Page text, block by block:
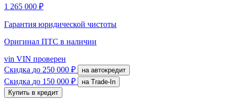
1 265 000 ₽
Гарантия юридической чистоты
Оригинал ПТС в наличии
vin VIN проверен
Скидка до 250 000 ₽ на автокредит
Скидка до 150 000 ₽
на Trade-In
Купить в кредит